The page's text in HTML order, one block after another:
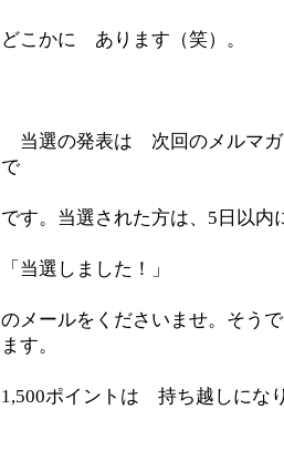
どこかに あります（笑）。
当選の発表は 次回のメルマガ
で
です。当選された方は、5日以内
「当選しました！」
のメールをくださいませ。そう
ます。
1,500ポイントは 持ち越しにな